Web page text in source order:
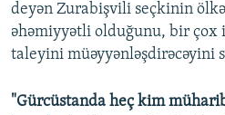
deyən Zurabişvili seçkinin
əhəmiyyətli olduğunu, bir çox
taleyini müəyyənləşdirəcəyini
"Gürcüstanda heç kim